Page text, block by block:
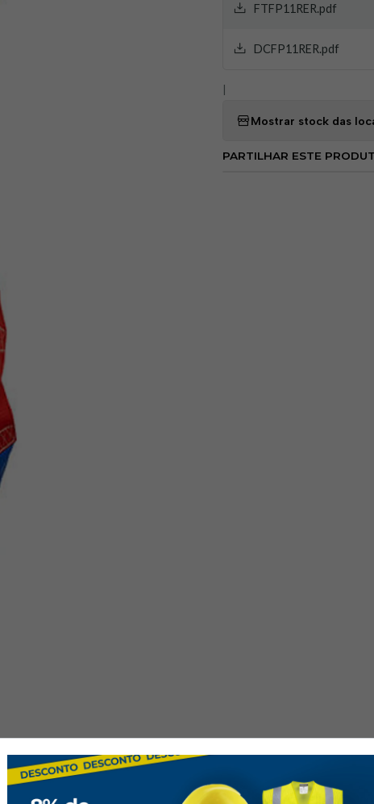
Normas de
o uso.
Carga Máxima
Versatilidade em
FTFP11RER.pdf
DCFP11RER.pdf
Mostrar stock das
PARTILHAR ESTE